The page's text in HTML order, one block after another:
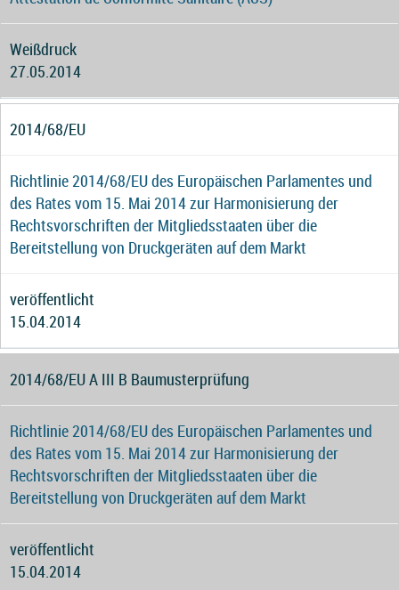
Weißdruck
27.05.2014
2014/68/EU
Richtlinie 2014/68/EU des Europäischen Parlamentes und
des Rates vom 15. Mai 2014 zur Harmonisierung der
Rechtsvorschriften der Mitgliedsstaaten über die
Bereitstellung von Druckgeräten auf dem Markt
veröffentlicht
15.04.2014
2014/68/EU A III B Baumusterprüfung
Richtlinie 2014/68/EU des Europäischen Parlamentes und
des Rates vom 15. Mai 2014 zur Harmonisierung der
Rechtsvorschriften der Mitgliedsstaaten über die
Bereitstellung von Druckgeräten auf dem Markt
veröffentlicht
15.04.2014